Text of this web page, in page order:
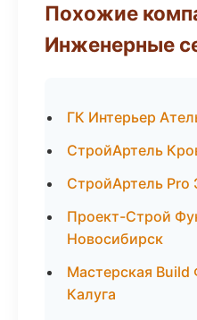
Похожие
Инженерные
ГК Интерьер
СтройАртель
СтройАртель
Проект-Строй
Новосибирск
Мастерская
Калуга